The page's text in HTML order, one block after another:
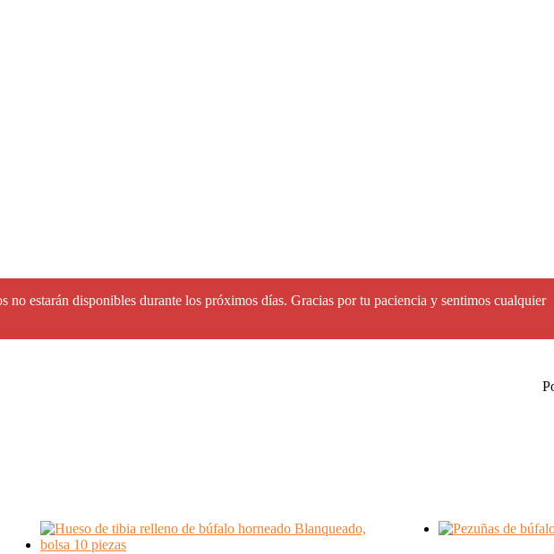
no estarán disponibles durante los próximos días. Gracias por tu paciencia y sentimos cualquier